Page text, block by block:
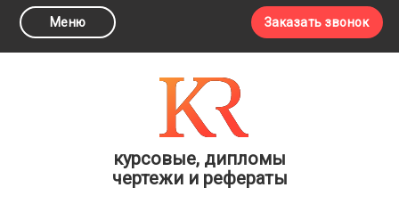
Меню Заказать звонок
курсовые, дипломы
чертежи и рефераты